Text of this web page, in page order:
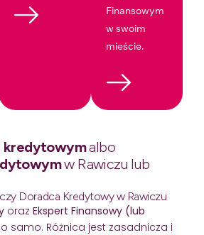
Finansowym
w swoim
mieście.
kredytowymalbo
w Rawiczu lub
Doradca Kredytowy w Rawiczu
oraz Ekspert Finansowy (lub
samo. Różnica jest zasadnicza i